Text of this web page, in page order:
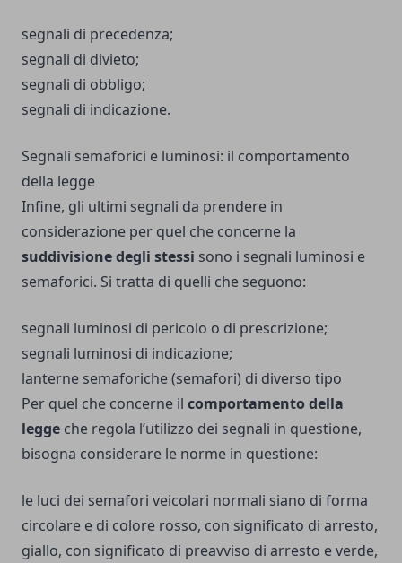
segnali di precedenza;
segnali di divieto;
segnali di obbligo;
segnali di indicazione.
Segnali semaforici e luminosi: il comportamento
della legge
Infine, gli ultimi segnali da prendere in
considerazione per quel che concerne la
suddivisione degli stessi sono i segnali luminosi e
semaforici. Si tratta di quelli che seguono:
segnali luminosi di pericolo o di prescrizione;
segnali luminosi di indicazione;
lanterne semaforiche (semafori) di diverso tipo
Per quel che concerne il comportamento della
legge che regola l’utilizzo dei segnali in questione,
bisogna considerare le norme in questione:
le luci dei semafori veicolari normali siano di forma
circolare e di colore rosso, con significato di arresto,
giallo, con significato di preavviso di arresto e verde,